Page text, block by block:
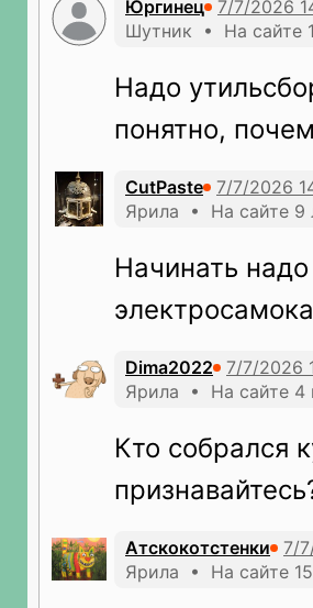
Юргинец
Шутник • На сайте
Надо
понятно,
CutPaste
Ярила • На сайте 9
Начинать
Dima2022
Ярила • На сайте 4
Кто собрался
Атскокотстенки
Ярила • На сайте